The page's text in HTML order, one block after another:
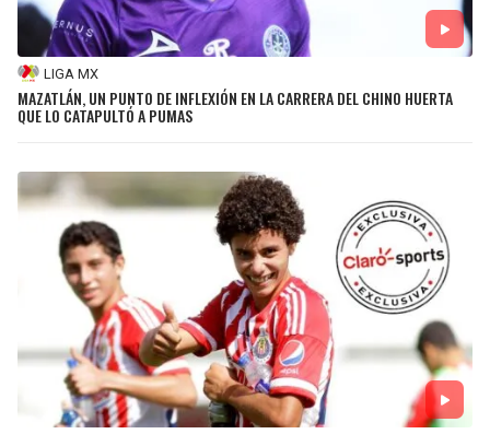
LIGA MX
MAZATLÁN, UN PUNTO DE INFLEXIÓN EN LA CARRERA DEL CHINO HUERTA
QUE LO CATAPULTÓ A PUMAS